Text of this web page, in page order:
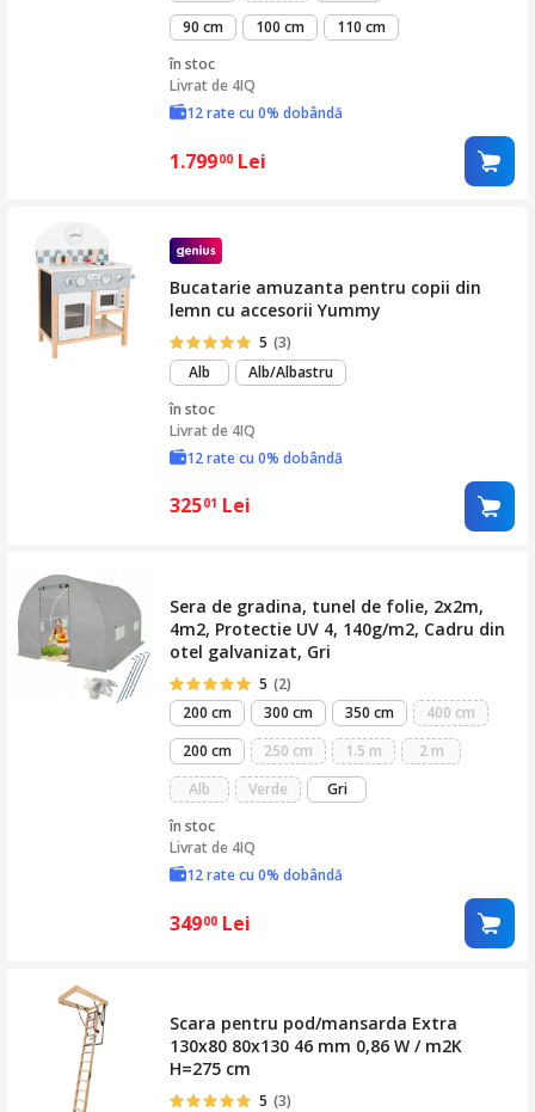
90 cm
100 cm
110 cm
în stoc
Livrat de 4IQ
12 rate cu 0% dobândă
1.79900 Lei
Bucatarie amuzanta pentru copii din
lemn cu accesorii Yummy
5 (3)
Alb
Alb/Albastru
în stoc
Livrat de 4IQ
12 rate cu 0% dobândă
32501 Lei
Sera de gradina, tunel de folie, 2x2m,
4m2, Protectie UV 4, 140g/m2, Cadru din
otel galvanizat, Gri
5 (2)
200 cm
300 cm 350 cm
400 cm
200 cm
250 cm 1.5 m
2 m
Alb
Verde
Gri
în stoc
Livrat de 4IQ
12 rate cu 0% dobândă
34900 Lei
Scara pentru pod/mansarda Extra
130x80 80x130 46 mm 0,86 W / m2K
H=275 cm
5 (3)